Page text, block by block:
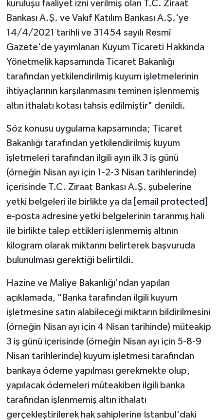
kuruluşu faaliyet izni verilmiş olan T.C. Ziraat
Bankası A.Ş. ve Vakıf Katılım Bankası A.Ş.'ye
14/4/2021 tarihli ve 31454 sayılı Resmî
Gazete'de yayımlanan Kuyum Ticareti Hakkında
Yönetmelik kapsamında Ticaret Bakanlığı
tarafından yetkilendirilmiş kuyum işletmelerinin
ihtiyaçlarının karşılanmasını teminen işlenmemiş
altın ithalatı kotası tahsis edilmiştir" denildi.
Söz konusu uygulama kapsamında; Ticaret
Bakanlığı tarafından yetkilendirilmiş kuyum
işletmeleri tarafından ilgili ayın ilk 3 iş günü
(örneğin Nisan ayı için 1-2-3 Nisan tarihlerinde)
içerisinde T.C. Ziraat Bankası A.Ş. şubelerine
yetki belgeleri ile birlikte ya da [email protected]
e-posta adresine yetki belgelerinin taranmış hali
ile birlikte talep ettikleri işlenmemiş altının
kilogram olarak miktarını belirterek başvuruda
bulunulması gerektiği belirtildi.
Hazine ve Maliye Bakanlığı'ndan yapılan
açıklamada, "Banka tarafından ilgili kuyum
işletmesine satın alabileceği miktarın bildirilmesini
(örneğin Nisan ayı için 4 Nisan tarihinde) müteakip
3 iş günü içerisinde (örneğin Nisan ayı için 5-8-9
Nisan tarihlerinde) kuyum işletmesi tarafından
bankaya ödeme yapılması gerekmekte olup,
yapılacak ödemeleri müteakiben ilgili banka
tarafından işlenmemiş altın ithalatı
gerçekleştirilerek hak sahiplerine İstanbul'daki